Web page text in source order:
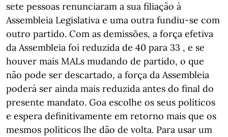
sete pessoas renunciaram a sua filiação à
Assembleia Legislativa e uma outra fundiu-se com
outro partido. Com as demissões, a força efetiva
da Assembleia foi reduzida de 40 para 33 , e se
houver mais MALs mudando de partido, o que
não pode ser descartado, a força da Assembleia
poderá ser ainda mais reduzida antes do final do
presente mandato. Goa escolhe os seus políticos
e espera definitivamente em retorno mais que os
mesmos políticos lhe dão de volta. Para usar um